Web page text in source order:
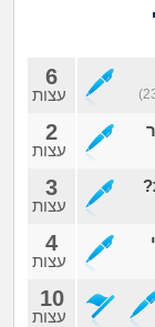
המחיה
6
עצות
2
עצות
3
עצות
4
עצות
10
עצות